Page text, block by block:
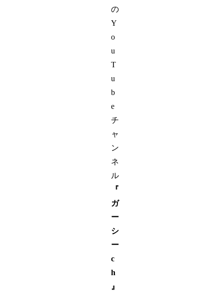
の
Y
o
u
T
u
b
e
チ
ャ
ン
ネ
ル
『
ガ
ー
シ
ー
c
h
』